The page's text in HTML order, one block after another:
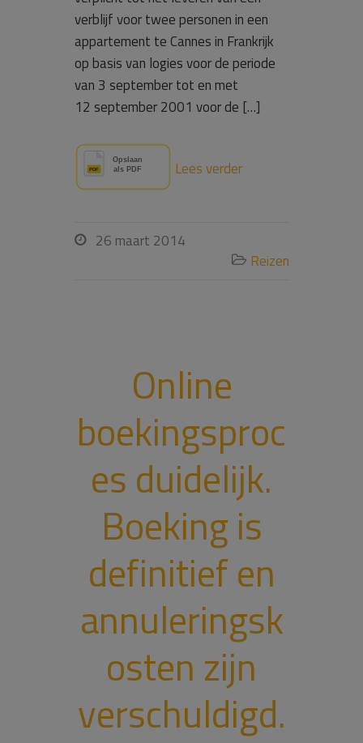
verblijf voor twee personen in een
appartement te Cannes in Frankrijk
op basis van logies voor de periode
van 3 september tot en met
12 september 2001 voor de […]
Lees verder
 26 maart 2014
 Reizen
Online
boekingsproc
es duidelijk.
Boeking is
definitief en
annuleringsk
osten zijn
verschuldigd.